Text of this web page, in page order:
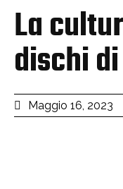
La
dischi
Maggio 16, 2023